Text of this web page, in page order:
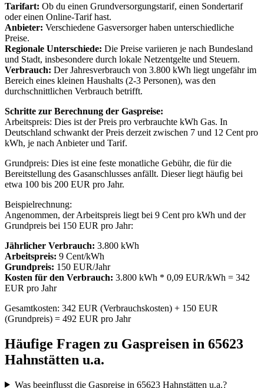
Tarifart: Ob du einen Grundversorgungstarif, einen Sondertarif
oder einen Online-Tarif hast.
Anbieter: Verschiedene Gasversorger haben unterschiedliche
Preise.
Regionale Unterschiede: Die Preise variieren je nach Bundesland
und Stadt, insbesondere durch lokale Netzentgelte und Steuern.
Verbrauch: Der Jahresverbrauch von 3.800 kWh liegt ungefähr im
Bereich eines kleinen Haushalts (2-3 Personen), was den
durchschnittlichen Verbrauch betrifft.
Schritte zur Berechnung der Gaspreise:
Arbeitspreis: Dies ist der Preis pro verbrauchte kWh Gas. In
Deutschland schwankt der Preis derzeit zwischen 7 und 12 Cent pro
kWh, je nach Anbieter und Tarif.
Grundpreis: Dies ist eine feste monatliche Gebühr, die für die
Bereitstellung des Gasanschlusses anfällt. Dieser liegt häufig bei
etwa 100 bis 200 EUR pro Jahr.
Beispielrechnung:
Angenommen, der Arbeitspreis liegt bei 9 Cent pro kWh und der
Grundpreis bei 150 EUR pro Jahr:
Jährlicher Verbrauch: 3.800 kWh
Arbeitspreis: 9 Cent/kWh
Grundpreis: 150 EUR/Jahr
Kosten für den Verbrauch: 3.800 kWh * 0,09 EUR/kWh = 342
EUR pro Jahr
Gesamtkosten: 342 EUR (Verbrauchskosten) + 150 EUR
(Grundpreis) = 492 EUR pro Jahr
Häufige Fragen zu Gaspreisen in 65623
Hahnstätten u.a.
Was beeinflusst die Gaspreise in 65623 Hahnstätten u.a.?